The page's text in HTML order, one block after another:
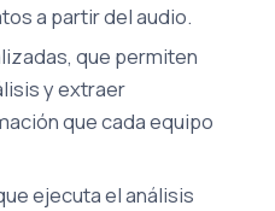
a partir del audio.
que permiten
y extraer
que cada equipo
ejecuta el análisis